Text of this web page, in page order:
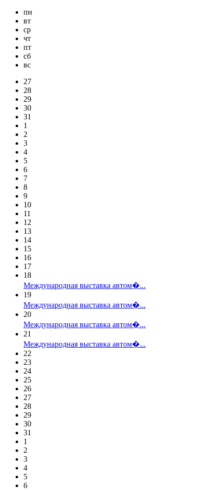
пн
вт
ср
чт
пт
сб
вс
27
28
29
30
31
1
2
3
4
5
6
7
8
9
10
11
12
13
14
15
16
17
18
Международная выставка автом�...
19
Международная выставка автом�...
20
Международная выставка автом�...
21
Международная выставка автом�...
22
23
24
25
26
27
28
29
30
31
1
2
3
4
5
6